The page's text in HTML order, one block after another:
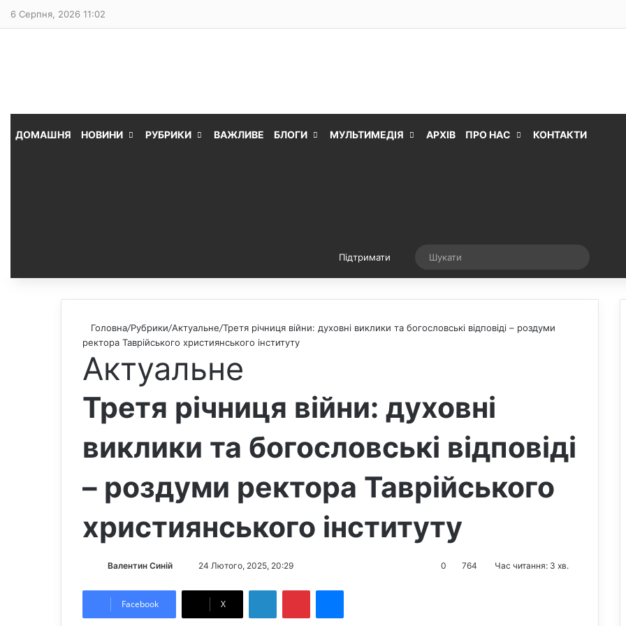
6 Серпня, 2026 11:02
ДОМАШНЯ НОВИНИ РУБРИКИ ВАЖЛИВЕ БЛОГИ МУЛЬТИМЕДІЯ АРХІВ ПРО НАС КОНТАКТИ
Підтримати Випадкова стаття
Головна/Рубрики/Актуальне/Третя річниця війни: духовні виклики та богословські відповіді – роздуми
ректора Таврійського християнського інституту
Актуальне
Третя річниця війни: духовні
виклики та богословські відповіді
– роздуми ректора Таврійського
християнського інституту
Валентин Синій
d
24 Лютого, 2025, 20:29 0 764 Час читання: 3 хв.
Facebook X